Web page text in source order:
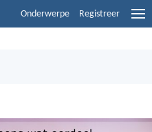
Onderwerpe Registreer